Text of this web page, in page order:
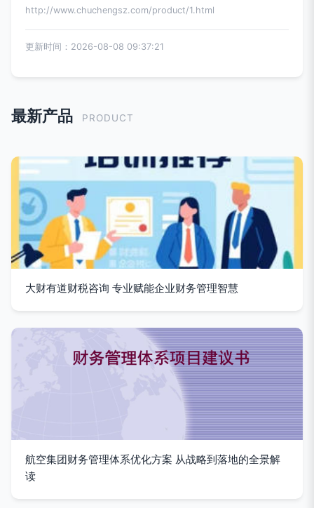
http://www.chuchengsz.com/product/1.html
更新时间：2026-08-08 09:37:21
最新产品 PRODUCT
大财有道财税咨询 专业赋能企业财务管理智慧
航空集团财务管理体系优化方案 从战略到落地的全景解
读